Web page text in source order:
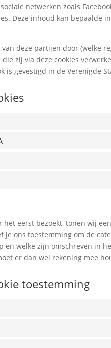
netwerken zoals
Deze inhoud kan bepaalde
van deze partijen door (welke
die zij via deze cookies
is gevestigd in de Verenigde
het eerst bezoekt, tonen wij
je ons toestemming om de
en welke zijn omschreven in
er dan wel rekening mee
toestemming